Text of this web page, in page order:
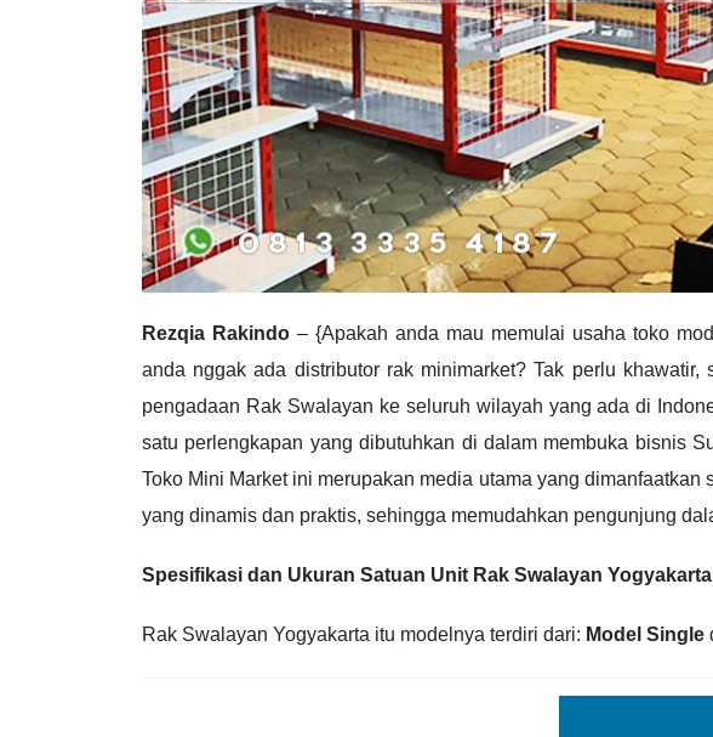
Rezqia Rakindo – {Apakah anda mau memulai usaha toko
anda nggak ada distributor rak minimarket? Tak perlu khawatir,
pengadaan Rak Swalayan ke seluruh wilayah yang ada di
satu perlengkapan yang dibutuhkan di dalam membuka bisnis
Toko Mini Market ini merupakan media utama yang
yang dinamis dan praktis, sehingga memudahkan pengunjung
Spesifikasi dan Ukuran Satuan Unit Rak Swalayan Yogyakarta
Rak Swalayan Yogyakarta itu modelnya terdiri dari: Model Single